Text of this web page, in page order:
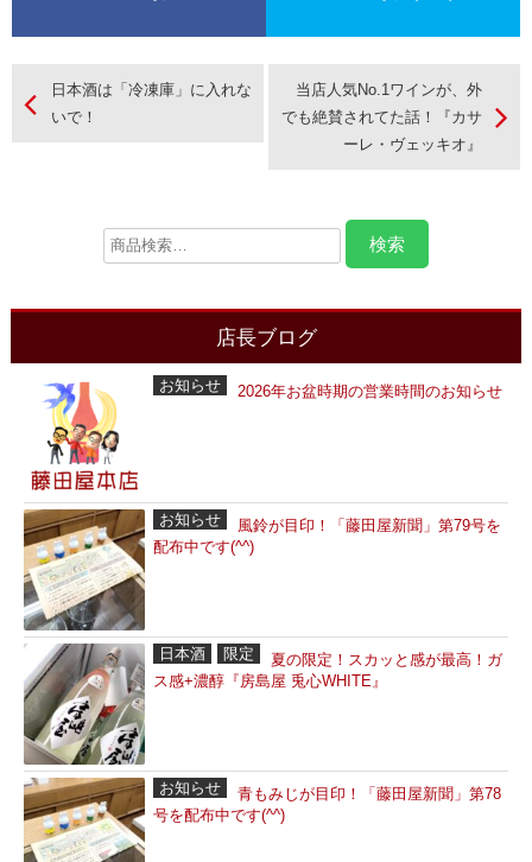
日本酒は「冷凍庫」に入れな
いで！
当店人気No.1ワインが、外
でも絶賛されてた話！『カサ
ーレ・ヴェッキオ』
店長ブログ
お知らせ 2026年お盆時期の営業時間のお知らせ
お知らせ
風鈴が目印！「藤田屋新聞」第79号を
配布中です(^^)
日本酒 限定
夏の限定！スカッと感が最高！ガ
ス感+濃醇『房島屋 兎心WHITE』
お知らせ
青もみじが目印！「藤田屋新聞」第78
号を配布中です(^^)